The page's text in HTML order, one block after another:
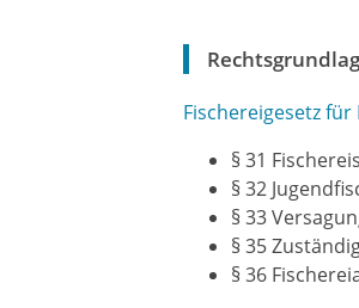
Fischereigesetz
§ 31
§ 32
§ 33
§ 35
§ 36